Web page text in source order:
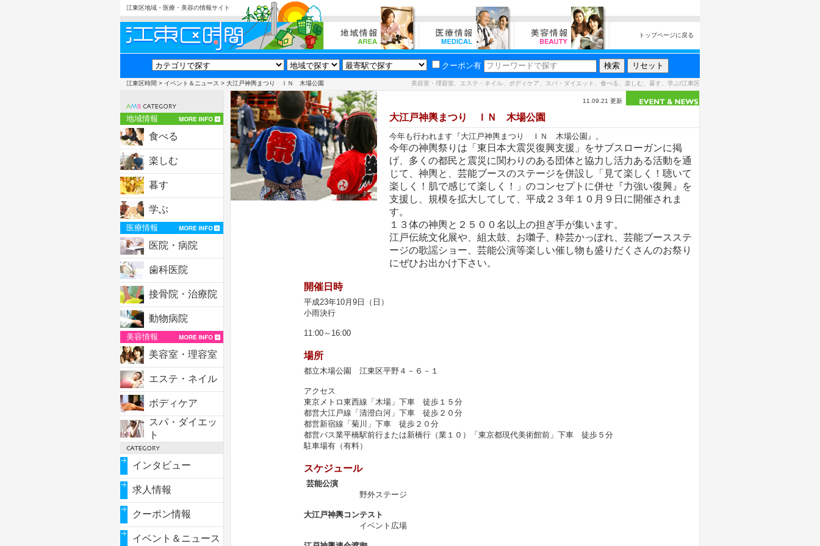
江東区地域・医療・美容の情報サイト
トップページに戻る
クーポン有
江東区時間 > イベント＆ニュース > 大江戸神輿まつり ＩＮ 木場公園 美容室・理容室、エステ・ネイル、ボディケア、スパ・ダイエット、食べる、楽しむ、暮す、学ぶ/江東区
地域情報
食べる
楽しむ
暮す
学ぶ
医療情報
医院・病院
歯科医院
接骨院・治療院
動物病院
美容情報
美容室・理容室
エステ・ネイル
ボディケア
スパ・ダイエッ
ト
インタビュー
求人情報
クーポン情報
イベント＆ニュース
11.09.21 更新
大江戸神輿まつり ＩＮ 木場公園
今年も行われます『大江戸神輿まつり ＩＮ 木場公園』。
今年の神輿祭りは「東日本大震災復興支援」をサブスローガンに掲
げ、多くの都民と震災に関わりのある団体と協力し活力ある活動を通
じて、神輿と、芸能ブースのステージを併設し「見て楽しく！聴いて
楽しく！肌で感じて楽しく！」のコンセプトに併せ『力強い復興』を
支援し、規模を拡大してして、平成２３年１０月９日に開催されま
す。
１３体の神輿と２５００名以上の担ぎ手が集います。
江戸伝統文化展や、組太鼓、お囃子、粋芸かっぽれ、芸能ブースステ
ージの歌謡ショー、芸能公演等楽しい催し物も盛りだくさんのお祭り
にぜひお出かけ下さい。
開催日時
平成23年10月9日（日）
小雨決行
11:00～16:00
場所
都立木場公園 江東区平野４－６－１
アクセス
東京メトロ東西線「木場」下車 徒歩１５分
都営大江戸線「清澄白河」下車 徒歩２０分
都営新宿線「菊川」下車 徒歩２０分
都営バス業平橋駅前行または新橋行（業１０）「東京都現代美術館前」下車 徒歩５分
駐車場有（有料）
スケジュール
芸能公演
野外ステージ
大江戸神輿コンテスト
イベント広場